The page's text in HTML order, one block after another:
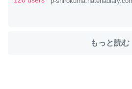
位置情報を共有してる。電池残量
コミュニケーションが劇的に変化した｜
もっと読む